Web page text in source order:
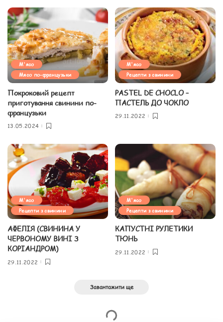
М'ясо
Мясо по-французьки
Покроковий рецепт
приготування свинини по-
французьки
13.05.2024
М'ясо
Рецепти з свинини
PASTEL DE CHOCLO –
ПАСТЕЛЬ ДО ЧОКЛО
29.11.2022
М'ясо
Рецепти з свинини
АФЕЛІЯ (СВИНИНА У
ЧЕРВОНОМУ ВИНІ З
КОРІАНДРОМ)
29.11.2022
М'ясо
Рецепти з свинини
КАПУСТНІ РУЛЕТИКИ
ТЮНЬ
29.11.2022
Завантажити ще